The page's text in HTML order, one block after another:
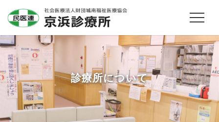
診療所について